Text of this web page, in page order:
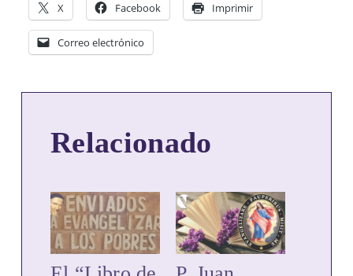
X Facebook Imprimir
Correo electrónico
Relacionado